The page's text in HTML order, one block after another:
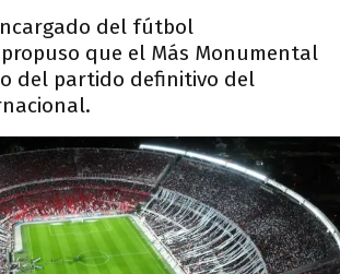
del fútbol
que el Más Monumental
del partido definitivo del